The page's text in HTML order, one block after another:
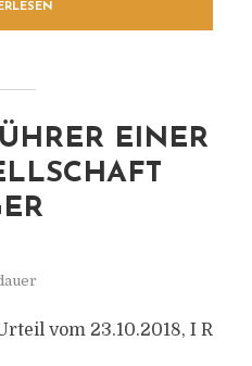
EINER
vom 23.10.2018, I R